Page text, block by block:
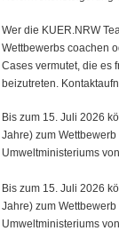
Wer die KUER.NRW
Wettbewerbs coachen
Cases vermutet, die es
beizutreten.
Bis zum 15. Juli 2026
Jahre) zum Wettbewerb
Umweltministeriums
Bis zum 15. Juli 2026
Jahre) zum Wettbewerb
Umweltministeriums